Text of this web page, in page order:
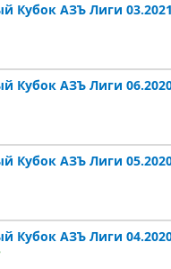
Кубок АЗЪ Лиги 03.2021
Кубок АЗЪ Лиги
Кубок АЗЪ Лиги
Кубок АЗЪ Лиги